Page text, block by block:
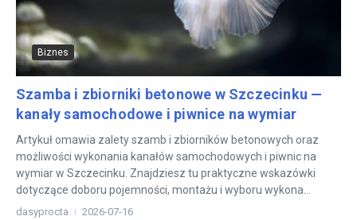
Biznes
Szamba i zbiorniki betonowe w Szczecinku —
kanały samochodowe i piwnice na wymiar
Artykuł omawia zalety szamb i zbiorników betonowych oraz
możliwości wykonania kanałów samochodowych i piwnic na
wymiar w Szczecinku. Znajdziesz tu praktyczne wskazówki
dotyczące doboru pojemności, montażu i wyboru wykona...
dasyprocta 2026-07-16